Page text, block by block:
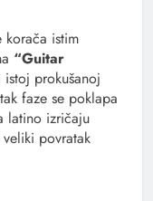
korača istim
“Guitar
prokušanoj
faze se poklapa
latino izričaju
povratak